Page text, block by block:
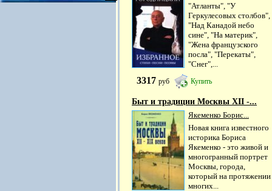
"Атланты", "У
Геркулесовых столбов",
"Над Канадой небо
сине", "На материк",
"Жена французского
посла", "Перекаты",
"Снег",...
3317 руб Купить
Быт и традиции Москвы XII -...
Якеменко Борис...
Новая книга известного
историка Бориса
Якеменко - это живой и
многогранный портрет
Москвы, города,
который на протяжении
многих...